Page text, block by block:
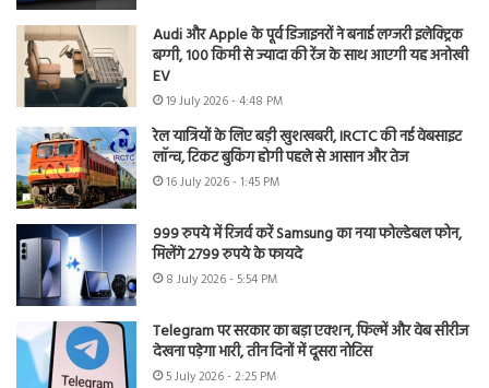
Audi और Apple के पूर्व डिजाइनरों ने बनाई लग्जरी इलेक्ट्रिक
बग्गी, 100 किमी से ज्यादा की रेंज के साथ आएगी यह अनोखी
EV
19 July 2026 - 4:48 PM
रेल यात्रियों के लिए बड़ी खुशखबरी, IRCTC की नई वेबसाइट
लॉन्च, टिकट बुकिंग होगी पहले से आसान और तेज
16 July 2026 - 1:45 PM
999 रुपये में रिजर्व करें Samsung का नया फोल्डेबल फोन,
मिलेंगे 2799 रुपये के फायदे
8 July 2026 - 5:54 PM
Telegram पर सरकार का बड़ा एक्शन, फिल्में और वेब सीरीज
देखना पड़ेगा भारी, तीन दिनों में दूसरा नोटिस
5 July 2026 - 2:25 PM